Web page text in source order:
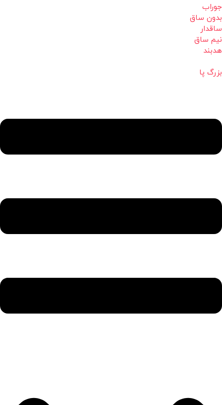
جوراب
بدون ساق
ساقدار
نیم ساق
هدبند
بزرگ پا